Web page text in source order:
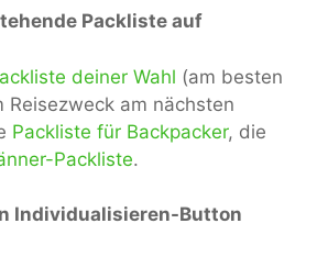
Packliste auf
deiner Wahl (am besten
Reisezweck am nächsten
Packliste für Backpacker, die
Packliste.
Individualisieren-Button